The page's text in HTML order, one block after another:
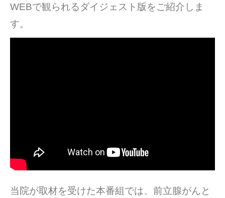
WEBで観られるダイジェスト版をご紹介しま
す。
当院が取材を受けた本番組では、前立腺がんと